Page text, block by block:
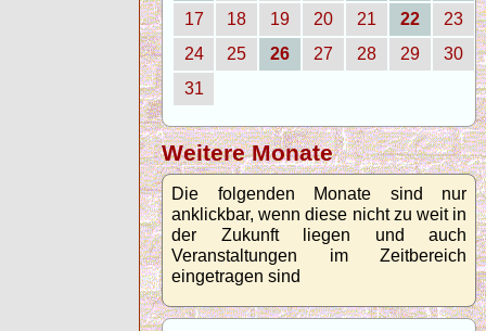
17
18 19 20 21 22
23
24
25 26 27 28 29
30
31
Weitere Monate
Die folgenden Monate sind nur
anklickbar, wenn diese nicht zu weit in
der Zukunft liegen und auch
Veranstaltungen im Zeitbereich
eingetragen sind